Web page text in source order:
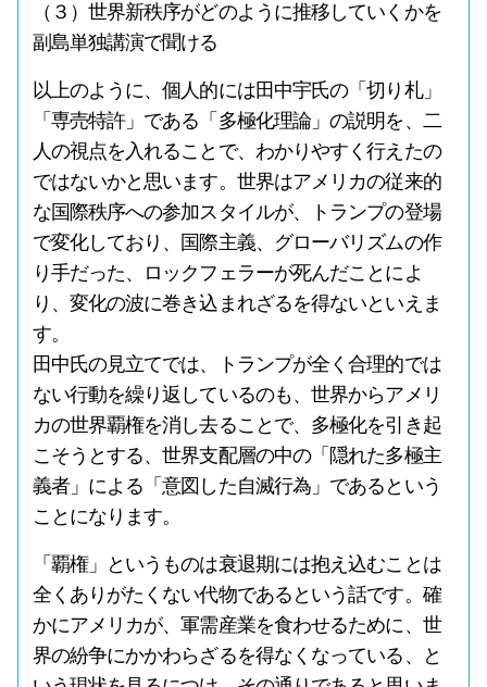
（３）世界新秩序がどのように推移していくかを
副島単独講演で聞ける
以上のように、個人的には田中宇氏の「切り札」
「専売特許」である「多極化理論」の説明を、二
人の視点を入れることで、わかりやすく行えたの
ではないかと思います。世界はアメリカの従来的
な国際秩序への参加スタイルが、トランプの登場
で変化しており、国際主義、グローバリズムの作
り手だった、ロックフェラーが死んだことによ
り、変化の波に巻き込まれざるを得ないといえま
す。
田中氏の見立てでは、トランプが全く合理的では
ない行動を繰り返しているのも、世界からアメリ
カの世界覇権を消し去ることで、多極化を引き起
こそうとする、世界支配層の中の「隠れた多極主
義者」による「意図した自滅行為」であるという
ことになります。
「覇権」というものは衰退期には抱え込むことは
全くありがたくない代物であるという話です。確
かにアメリカが、軍需産業を食わせるために、世
界の紛争にかかわらざるを得なくなっている、と